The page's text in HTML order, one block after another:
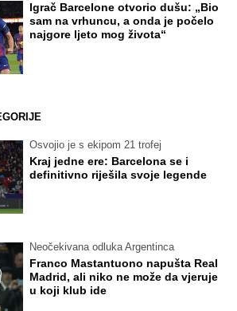
Igrač Barcelone otvorio dušu: „Bio
sam na vrhuncu, a onda je počelo
najgore ljeto mog života“
Osvojio je s ekipom 21 trofej
Kraj jedne ere: Barcelona se i
definitivno riješila svoje legende
Neočekivana odluka Argentinca
Franco Mastantuono napušta Real
Madrid, ali niko ne može da vjeruje
u koji klub ide